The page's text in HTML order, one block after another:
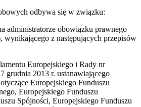
odbywa się w związku:
administratorze obowiązku prawnego
z następujących przepisów
Europejskiego i Rady nr
grudnia 2013 r. ustanawiającego
Europejskiego Funduszu
Europejskiego Funduszu
Spójności, Europejskiego Funduszu